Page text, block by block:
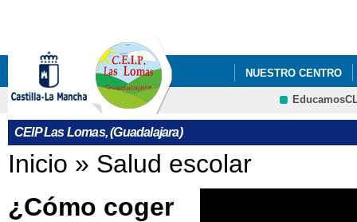
NUESTRO CENTRO
QUÉ HACEMOS
CEIP Las Lomas, (Guadalajara)
Se encuentra usted aquí
Inicio » Salud escolar
¿Cómo coger